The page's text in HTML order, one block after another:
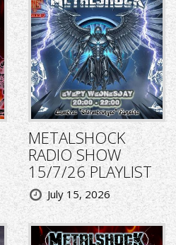
METALSHOCK
RADIO SHOW
15/7/26 PLAYLIST
July 15, 2026